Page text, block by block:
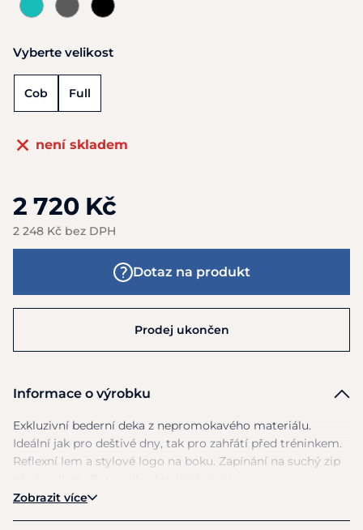
Vyberte velikost
Cob Full
není skladem
2 720 Kč
2 248 Kč bez DPH
Dotaz na produkt
Prodej ukončen
Informace o výrobku
Exkluzivní bederní deka z nepromokavého materiálu.
Ideální jak pro deštivé dny, tak pro zahřátí před tréninkem.
Reflexní lem a stylové logo na boku. Zapínání na suchý zip
Zobrazit více